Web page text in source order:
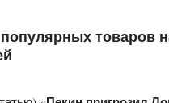
товаров